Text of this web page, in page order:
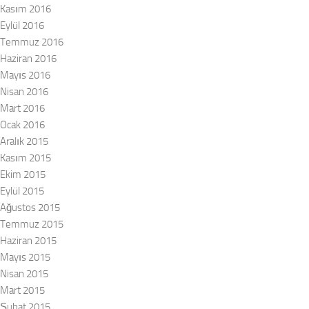
Kasım 2016
Eylül 2016
Temmuz 2016
Haziran 2016
Mayıs 2016
Nisan 2016
Mart 2016
Ocak 2016
Aralık 2015
Kasım 2015
Ekim 2015
Eylül 2015
Ağustos 2015
Temmuz 2015
Haziran 2015
Mayıs 2015
Nisan 2015
Mart 2015